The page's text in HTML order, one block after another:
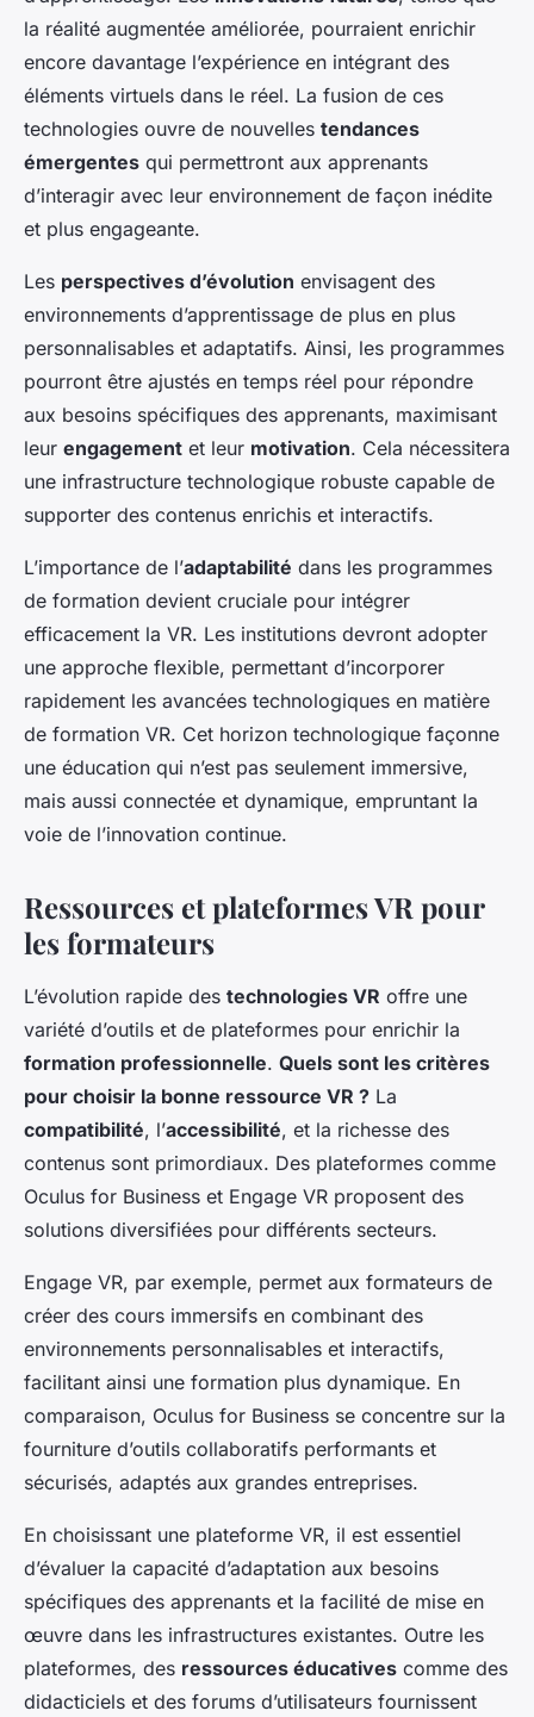
la réalité augmentée améliorée, pourraient enrichir
encore davantage l’expérience en intégrant des
éléments virtuels dans le réel. La fusion de ces
technologies ouvre de nouvelles tendances
émergentes qui permettront aux apprenants
d’interagir avec leur environnement de façon inédite
et plus engageante.
Les perspectives d’évolution envisagent des
environnements d’apprentissage de plus en plus
personnalisables et adaptatifs. Ainsi, les programmes
pourront être ajustés en temps réel pour répondre
aux besoins spécifiques des apprenants, maximisant
leur engagement et leur motivation. Cela nécessitera
une infrastructure technologique robuste capable de
supporter des contenus enrichis et interactifs.
L’importance de l’adaptabilité dans les programmes
de formation devient cruciale pour intégrer
efficacement la VR. Les institutions devront adopter
une approche flexible, permettant d’incorporer
rapidement les avancées technologiques en matière
de formation VR. Cet horizon technologique façonne
une éducation qui n’est pas seulement immersive,
mais aussi connectée et dynamique, empruntant la
voie de l’innovation continue.
Ressources et plateformes VR pour
les formateurs
L’évolution rapide des technologies VR offre une
variété d’outils et de plateformes pour enrichir la
formation professionnelle. Quels sont les critères
pour choisir la bonne ressource VR ? La
compatibilité, l’accessibilité, et la richesse des
contenus sont primordiaux. Des plateformes comme
Oculus for Business et Engage VR proposent des
solutions diversifiées pour différents secteurs.
Engage VR, par exemple, permet aux formateurs de
créer des cours immersifs en combinant des
environnements personnalisables et interactifs,
facilitant ainsi une formation plus dynamique. En
comparaison, Oculus for Business se concentre sur la
fourniture d’outils collaboratifs performants et
sécurisés, adaptés aux grandes entreprises.
En choisissant une plateforme VR, il est essentiel
d’évaluer la capacité d’adaptation aux besoins
spécifiques des apprenants et la facilité de mise en
œuvre dans les infrastructures existantes. Outre les
plateformes, des ressources éducatives comme des
didacticiels et des forums d’utilisateurs fournissent